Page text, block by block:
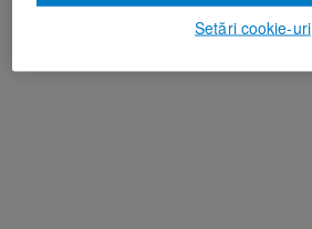
Setări cookie-uri